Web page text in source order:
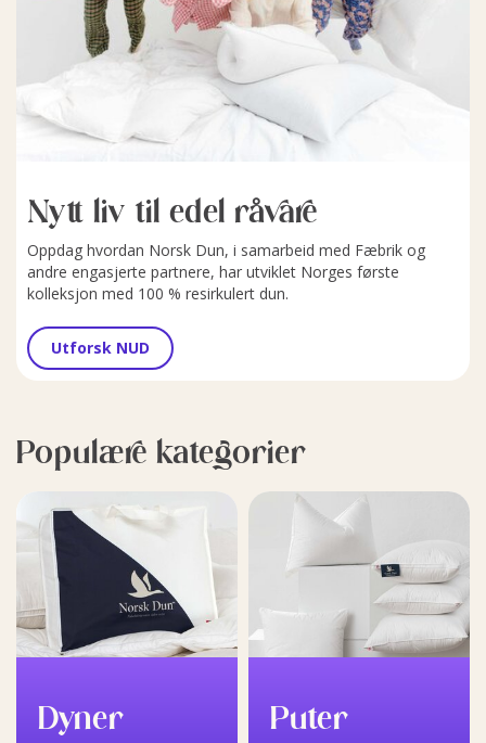
Nytt liv til edel råvare
Oppdag hvordan Norsk Dun, i samarbeid med Fæbrik og
andre engasjerte partnere, har utviklet Norges første
kolleksjon med 100 % resirkulert dun.
Utforsk NUD
Populære kategorier
Dyner Puter